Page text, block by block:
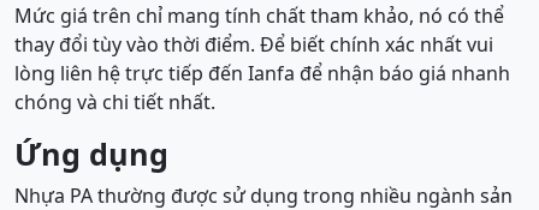
Mức giá trên chỉ mang tính chất tham khảo, nó có thể
thay đổi tùy vào thời điểm. Để biết chính xác nhất vui
lòng liên hệ trực tiếp đến Ianfa để nhận báo giá nhanh
chóng và chi tiết nhất.
Ứng dụng
Nhựa PA thường được sử dụng trong nhiều ngành sản